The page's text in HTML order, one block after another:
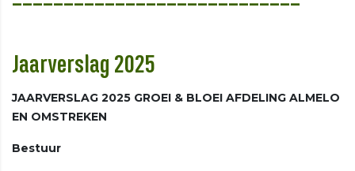
Jaarverslag 2025
JAARVERSLAG 2025 GROEI & BLOEI AFDELING ALMELO
EN OMSTREKEN
Bestuur